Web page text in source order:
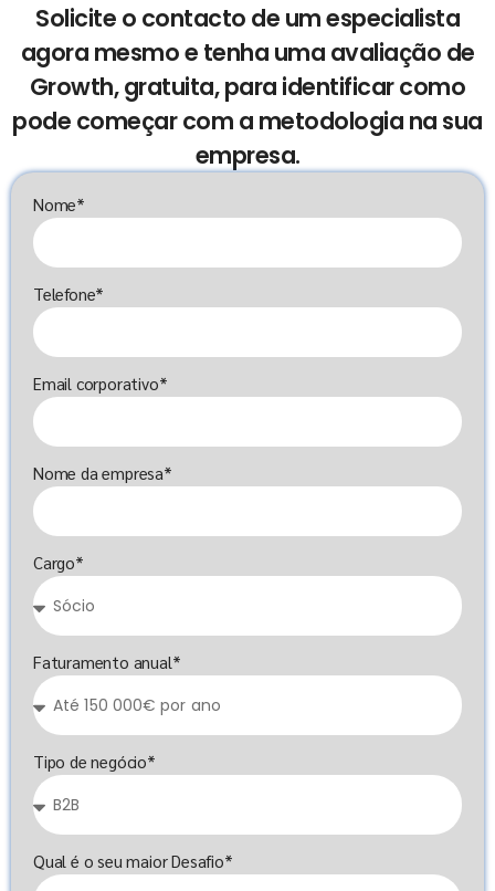
Solicite o contacto de um especialista
agora mesmo e tenha uma avaliação de
Growth, gratuita, para identificar como
pode começar com a metodologia na sua
empresa.
Nome*
Telefone*
Email corporativo*
Nome da empresa*
Cargo*
Faturamento anual*
Tipo de negócio*
Qual é o seu maior Desafio*